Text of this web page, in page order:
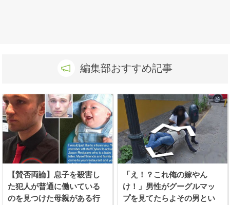
編集部おすすめ記事
【賛否両論】息子を殺害し
た犯人が普通に働いている
のを見つけた母親がある行
「え！？これ俺の嫁やん
け！」男性がグーグルマッ
プを見てたらよその男とい